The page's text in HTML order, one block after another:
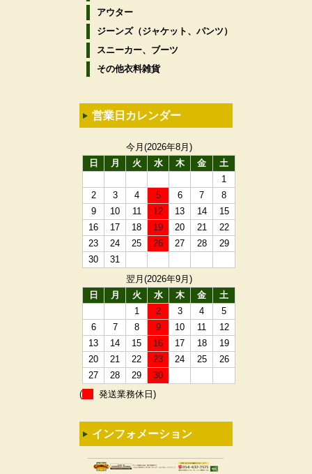
アウター
ジーンズ（ジャケット、パンツ）
スニーカー、ブーツ
その他衣料雑貨
営業日カレンダー
今月(2026年8月)
日
月 火 水 木 金
土
1
2
3 4 5 6 7
8
9
10 11 12 13 14
15
16
17 18 19 20 21
22
23
24 25 26 27 28
29
30
31
翌月(2026年9月)
日
月 火 水 木 金
土
1
2 3 4
5
6
7 8 9 10 11
12
13
14 15 16 17 18
19
20
21 22 23 24 25
26
27
28 29
30
(
発送業務休日)
インフォメーション